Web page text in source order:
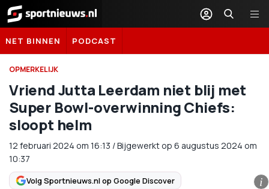
Sportnieuws.nl
NET BINNEN PODCAST
OPMERKELIJK
Vriend Jutta Leerdam niet blij met
Super Bowl-overwinning Chiefs:
sloopt helm
12 februari 2024 om 16:13 /Bijgewerkt op 6 augustus 2024 om
10:37
Volg Sportnieuws.nl op Google Discover i